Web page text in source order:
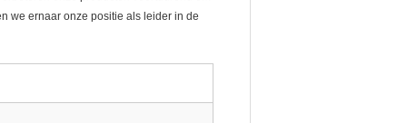
we ernaar onze positie als leider in de